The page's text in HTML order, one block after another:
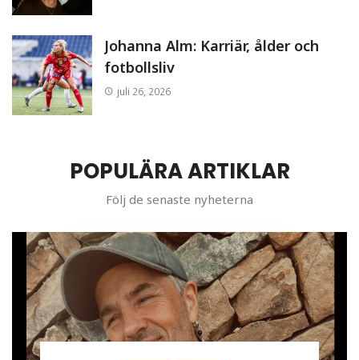
Johanna Alm: Karriär, ålder och
fotbollsliv
juli 26, 2026
POPULÄRA ARTIKLAR
Följ de senaste nyheterna